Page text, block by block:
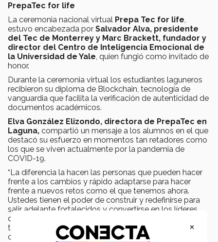
PrepaTec for life
La ceremonia nacional virtual Prepa Tec for life
estuvo encabezada por Salvador Alva, presidente
del Tec de Monterrey y Marc Brackett, fundador y
director del Centro de Inteligencia Emocional de
la Universidad de Yale , quien fungió como invitado de
honor.
Durante la ceremonia virtual los estudiantes laguneros
recibieron su diploma de Blockchain, tecnología de
vanguardia que facilita la verificación de autenticidad de
documentos académicos.
Elva González Elizondo, directora de PrepaTec en
Laguna, compartió un mensaje a los alumnos en el que
destacó su esfuerzo en momentos tan retadores como
los que se viven actualmente por la pandemia de
COVID-19.
“La diferencia la hacen las personas que pueden hacer
frente a los cambios y rápido adaptarse para hacer
frente a nuevos retos como el que tenemos ahora.
Ustedes tienen el poder de construir y redefinirse para
salir adelante fortalecidos y convertirse en los líderes
que nos puedan guiar hacia un mundo mejor. El viaje no
termina aquí, harán muchos más, traten de hacer las
cosas con compromiso, dedicación y pasión”, expresó.
×